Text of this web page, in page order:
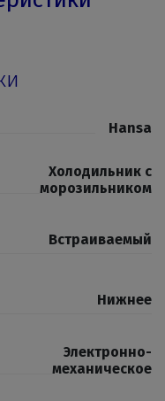
Hansa
Холодильник с
морозильником
Встраиваемый
Нижнее
Электронно-
механическое